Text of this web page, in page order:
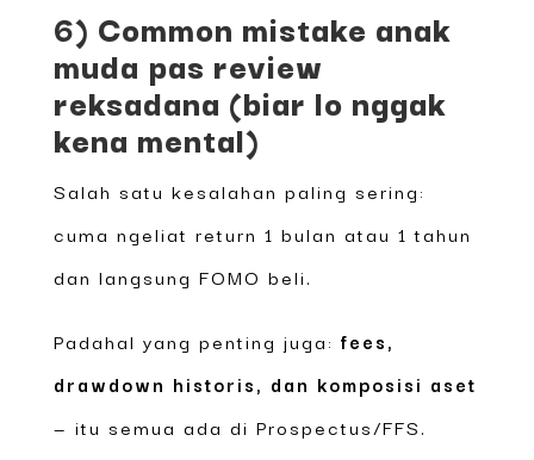
6) Common mistake anak
muda pas review
reksadana (biar lo nggak
kena mental)
Salah satu kesalahan paling sering:
cuma ngeliat return 1 bulan atau 1 tahun
dan langsung FOMO beli.
Padahal yang penting juga: fees,
drawdown historis, dan komposisi aset
— itu semua ada di Prospectus/FFS.